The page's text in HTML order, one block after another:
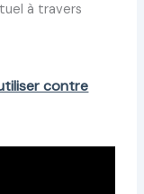
à travers
contre